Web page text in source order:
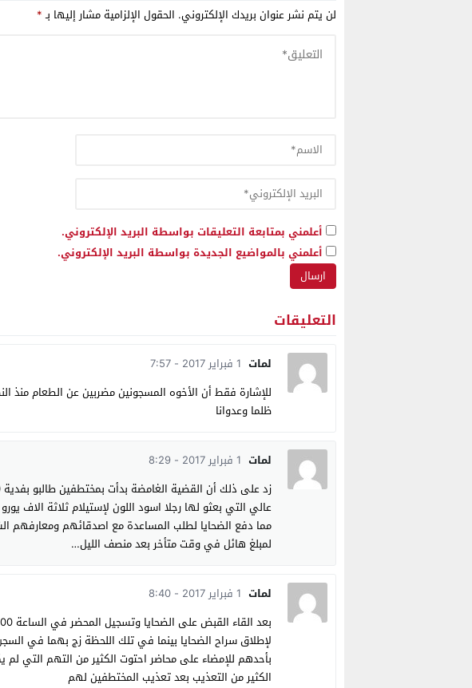
لن يتم نشر عنوان بريدك الإلكتروني. الحقول الإلزامية مشار إليها بـ*
أعلمني بمتابعة التعليقات بواسطة البريد الإلكتروني.
أعلمني بالمواضيع الجديدة بواسطة البريد الإلكتروني.
التعليقات
لمات 1 فبراير 2017 - 7:57
ظلما وعدوانا
لمات 1 فبراير 2017 - 8:29
عالي التي بعثو لها رجلا اسود اللون لإستيلام ثلاثة الاف
مما دفع الضحايا لطلب المساعدة مع اصدقائهم
لمبلغ هائل في وقت متأخر بعد منصف الليل…
لمات 1 فبراير 2017 - 8:40
لإطلاق سراح الضحايا بينما في تلك اللحظة زج بهما في
بأحدهم للإمضاء علی محاضر احتوت الكثير من التهم التي
الكثير من التعذيب بعد تعذيب المختطفين لهم